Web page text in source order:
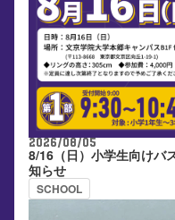
2026/08/05
8/16（日）小学生向けバ
知らせ
SCHOOL